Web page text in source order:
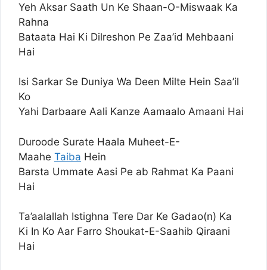
Yeh Aksar Saath Un Ke Shaan-O-Miswaak Ka
Rahna
Bataata Hai Ki Dilreshon Pe Zaa’id Mehbaani
Hai
Isi Sarkar Se Duniya Wa Deen Milte Hein Saa’il
Ko
Yahi Darbaare Aali Kanze Aamaalo Amaani Hai
Duroode Surate Haala Muheet-E-
Maahe Taiba Hein
Barsta Ummate Aasi Pe ab Rahmat Ka Paani
Hai
Ta’aalallah Istighna Tere Dar Ke Gadao(n) Ka
Ki In Ko Aar Farro Shoukat-E-Saahib Qiraani
Hai